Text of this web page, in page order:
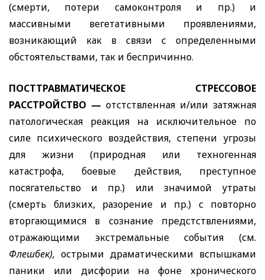
(смерти, потери самоконтроля и пр.) и
массивными вегетативными проявлениями,
возникающий как в связи с определенными
обстоятельствами, так и беспричинно.
ПОСТТРАВМАТИЧЕСКОЕ СТРЕССОВОЕ
РАССТРОЙСТВО — отстствленная и/или затяжная
патологическая реакция на исключительное по
силе психического воздействия, степени угрозы
для жизни (природная или техногенная
катастрофа, боевые действия, преступное
посягательство и пр.) или значимой утраты
(смерть близких, разорение и пр.) с повторно
вторгающимися в сознание предстствлениями,
отражающими экстремальные события (см.
Флешбек), острыми драматическими вспышками
паники или дисфории на фоне хронического